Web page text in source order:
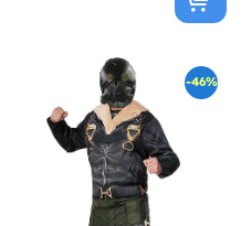
-46%